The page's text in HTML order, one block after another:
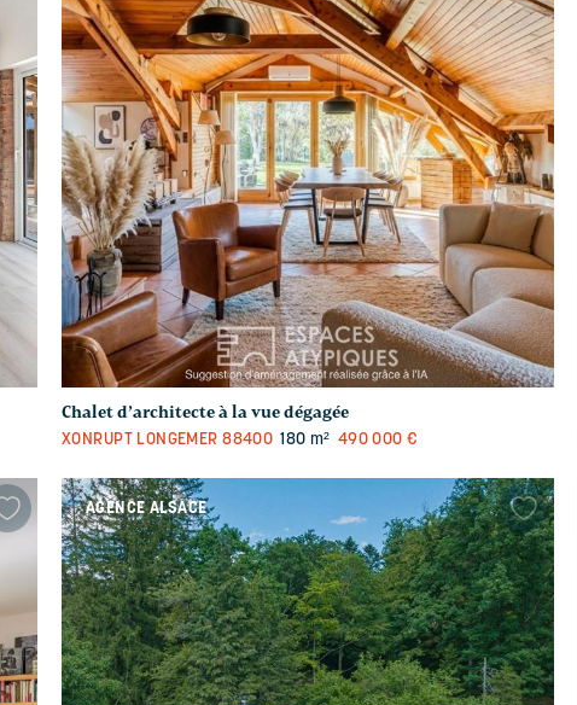
Chalet d’architecte à la vue dégagée
XONRUPT LONGEMER 88400 180 m² 490 000 €
AGENCE ALSACE